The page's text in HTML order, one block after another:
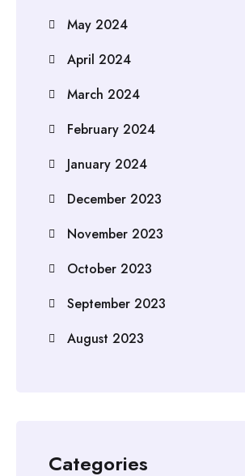
May 2024
April 2024
March 2024
February 2024
January 2024
December 2023
November 2023
October 2023
September 2023
August 2023
Categories